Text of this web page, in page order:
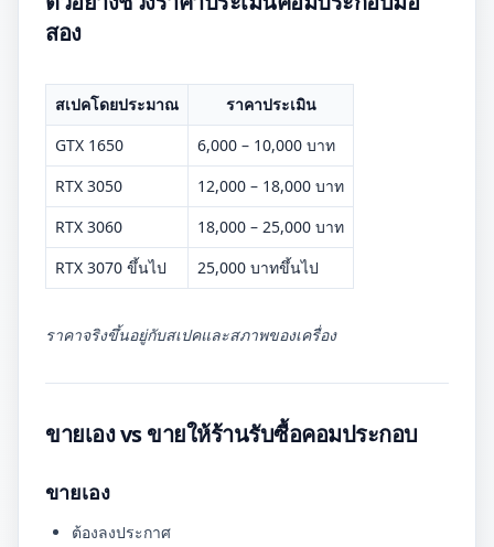
สอง
สเปคโดยประมาณ
ราคาประเมิน
GTX 1650
6,000 – 10,000 บาท
RTX 3050
12,000 – 18,000 บาท
RTX 3060
18,000 – 25,000 บาท
RTX 3070 ขึ้นไป
25,000 บาทขึ้นไป
ราคาจริงขึ้นอยู่กับสเปคและสภาพของเครื่อง
ขายเอง vs ขายให้ร้านรับซื้อคอมประกอบ
ขายเอง
ต้องลงประกาศ